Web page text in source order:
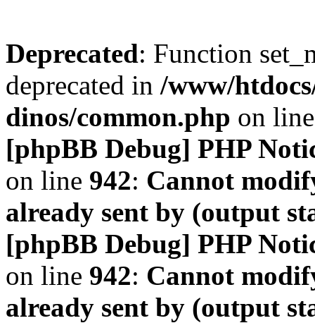
Deprecated: Function
deprecated in /www/
dinos/common.php on
[phpBB Debug] PHP
on line 942: Cannot
already sent by (output
[phpBB Debug] PHP
on line 942: Cannot
already sent by (output